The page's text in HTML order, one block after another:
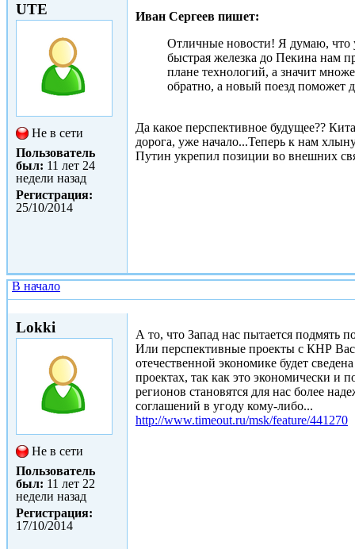
UTE
Не в сети
Пользователь
был: 11 лет 24
недели назад
Регистрация:
25/10/2014
Иван Сергеев пишет:
Отличные новости! Я думаю, что
быстрая железка до Пекина нам
плане технологий, а значит
обратно, а новый поезд поможет
Да какое перспективное будущее??
дорога, уже начало...Теперь к нам
Путин укрепил позиции во внешних
В начало
Lokki
Не в сети
Пользователь
был: 11 лет 22
недели назад
Регистрация:
17/10/2014
А то, что Запад нас пытается подмять
Или перспективные проекты с КНР Вас
отечественной экономике будет
проектах, так как это экономически и
регионов становятся для нас более
соглашений в угоду кому-либо...
http://www.timeout.ru/msk/feature/441270